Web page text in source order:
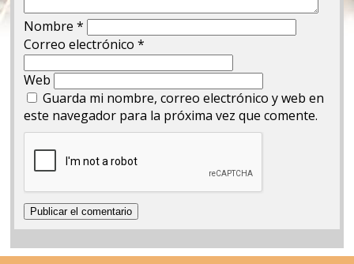
Nombre*
Correo electrónico*
Web
Guarda mi nombre, correo electrónico y web en
este navegador para la próxima vez que comente.